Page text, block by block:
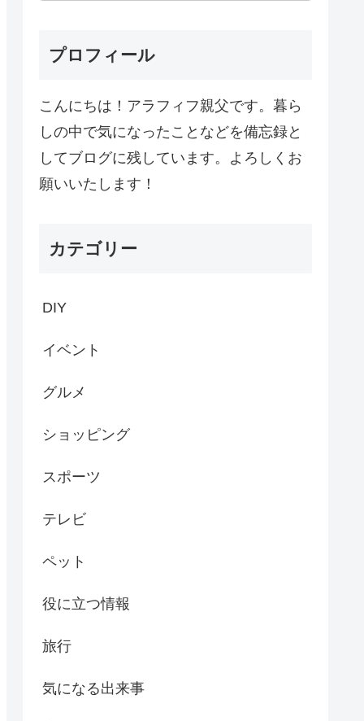
プロフィール
こんにちは！アラフィフ親父です。暮ら
しの中で気になったことなどを備忘録と
してブログに残しています。よろしくお
願いいたします！
カテゴリー
DIY
イベント
グルメ
ショッピング
スポーツ
テレビ
ペット
役に立つ情報
旅行
気になる出来事